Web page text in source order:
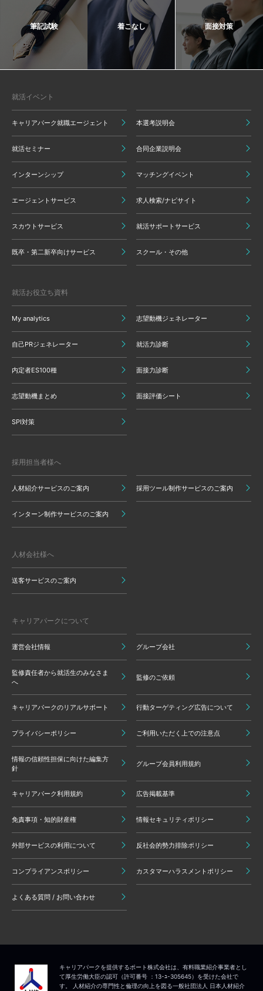
筆記試験 着こなし 面接対策
就活イベント
キャリアパーク就職エージェント 本選考説明会
就活セミナー 合同企業説明会
インターンシップ マッチングイベント
エージェントサービス 求人検索/ナビサイト
スカウトサービス 就活サポートサービス
既卒・第二新卒向けサービス スクール・その他
就活お役立ち資料
My analytics 志望動機ジェネレーター
自己PRジェネレーター 就活力診断
内定者ES100種 面接力診断
志望動機まとめ 面接評価シート
SPI対策
採用担当者様へ
人材紹介サービスのご案内 採用ツール制作サービスのご案内
インターン制作サービスのご案内
人材会社様へ
送客サービスのご案内
キャリアパークについて
運営会社情報 グループ会社
監修責任者から就活生のみなさま
へ
監修のご依頼
キャリアパークのリアルサポート 行動ターゲティング広告について
プライバシーポリシー ご利用いただく上での注意点
情報の信頼性担保に向けた編集方
針
グループ会員利用規約
キャリアパーク利用規約 広告掲載基準
免責事項・知的財産権 情報セキュリティポリシー
外部サービスの利用について 反社会的勢力排除ポリシー
コンプライアンスポリシー カスタマーハラスメントポリシー
よくある質問 / お問い合わせ